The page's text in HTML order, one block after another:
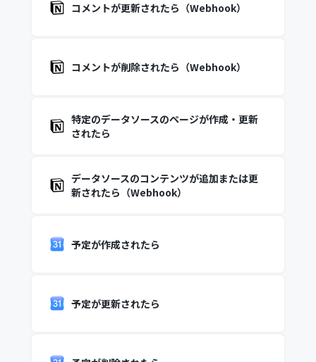
コメントが更新されたら（Webhook）
コメントが削除されたら（Webhook）
特定のデータソースのページが作成・更新
されたら
データソースのコンテンツが追加または更
新されたら（Webhook）
予定が作成されたら
予定が更新されたら